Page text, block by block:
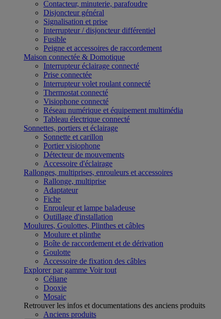
Contacteur, minuterie, parafoudre
Disjoncteur général
Signalisation et prise
Interrupteur / disjoncteur différentiel
Fusible
Peigne et accessoires de raccordement
Maison connectée & Domotique
Interrupteur éclairage connecté
Prise connectée
Interrupteur volet roulant connecté
Thermostat connecté
Visiophone connecté
Réseau numérique et équipement multimédia
Tableau électrique connecté
Sonnettes, portiers et éclairage
Sonnette et carillon
Portier visiophone
Détecteur de mouvements
Accessoire d'éclairage
Rallonges, multiprises, enrouleurs et accessoires
Rallonge, multiprise
Adaptateur
Fiche
Enrouleur et lampe baladeuse
Outillage d'installation
Moulures, Goulottes, Plinthes et câbles
Moulure et plinthe
Boîte de raccordement et de dérivation
Goulotte
Accessoire de fixation des câbles
Explorer par gamme Voir tout
Céliane
Dooxie
Mosaic
Retrouver les infos et documentations des anciens produits
Anciens produits